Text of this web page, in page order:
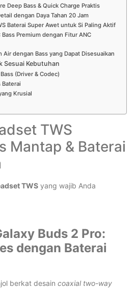
Deep Bass & Quick Charge Praktis
dengan Daya Tahan 20 Jam
Baterai Super Awet untuk Si Paling Aktif
Premium dengan Fitur ANC
Air dengan Bass yang Dapat Disesuaikan
Sesuai Kebutuhan
(Driver & Codec)
Baterai
Krusial
TWS
Mantap & Baterai
TWS yang wajib Anda
Buds 2 Pro:
dengan Baterai
berkat desain coaxial two-way